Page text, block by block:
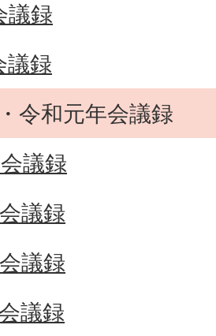
議録
議録
令和元年会議録
議録
議録
議録
議録